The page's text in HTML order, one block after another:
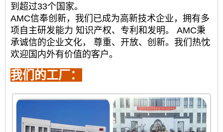
到超过33个国家。
AMC信奉创新，我们已成为高新技术企业，拥有多
项自主研发能力 知识产权、专利和发明。 AMC秉
承诚信的企业文化， 尊重、开放、创新。我们热忱
欢迎国内外有价值的客户。
我们的工厂：